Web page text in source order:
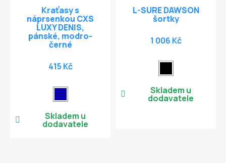
Kraťasy s
náprsenkou CXS
LUXY DENIS,
pánské, modro-
černé
415 Kč
Skladem u
dodavatele
L-SURE DAWSON
šortky
1 006 Kč
Skladem u
dodavatele